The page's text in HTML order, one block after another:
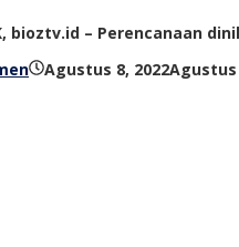
bioztv.id – Perencanaan
Agustus 8, 2022Agustus